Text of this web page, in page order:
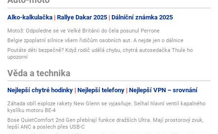
Alko-kalkulačka Rallye Dakar 2025 Dálniční známka 2025
Moto3: Odpoledne se ve Velké Británii do čela posunul Perrone
Belgie zpoplatní silnice všem řidičům osobních aut. A nejde jen o dálnice
Poutáte děti bezpečně? Když rodič udělá chybu, chytrá autosedačka Thule ho
upozorní
Věda a technika
Nejlepší chytré hodinky Nejlepší telefony Nejlepší VPN – srovnání
Záhada obří exploze rakety New Glenn se vyjasňuje. Selhal hlavní ventil kapalného
kyslíku motoru BE-4
Bose QuietComfort 2nd Gen přebírají funkce dražších Ultra. Mají prostorový zvuk,
lepší ANC a poslech přes USB-C